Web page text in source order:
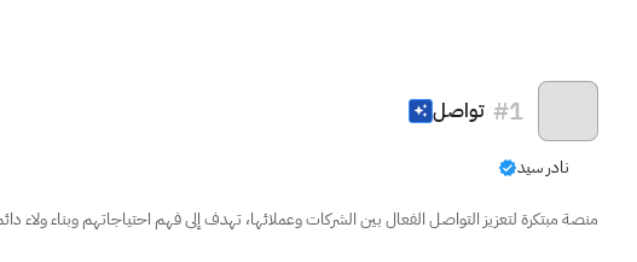
#1 تواصل
نادر سيد
منصة مبتكرة لتعزيز التواصل الفعال بين الشركات وعملائها، تهدف إلى فهم احتياجاتهم وبناء ولاء